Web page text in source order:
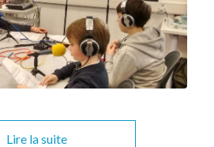
Lire la suite